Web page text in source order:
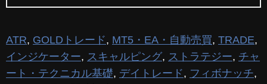
ATR, GOLDトレード, MT5・EA・自動売買, TRADE,
インジケーター, スキャルピング, ストラテジー, チャ
ート・テクニカル基礎, デイトレード, フィボナッチ,